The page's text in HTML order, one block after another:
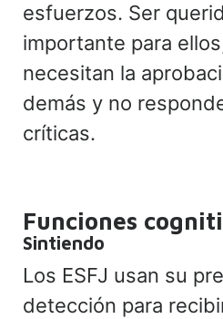
esfuerzos. Ser
importante para
necesitan la
demás y no
críticas.
Funciones
Sintiendo
Los ESFJ usan su
detección para